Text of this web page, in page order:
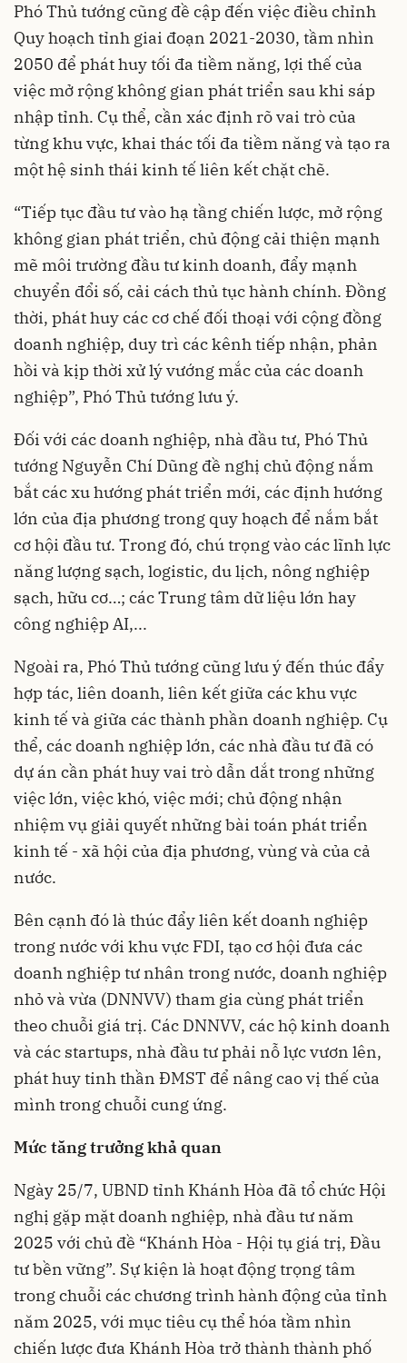
Phó Thủ tướng cũng đề cập đến việc điều chỉnh
Quy hoạch tỉnh giai đoạn 2021-2030, tầm nhìn
2050 để phát huy tối đa tiềm năng, lợi thế của
việc mở rộng không gian phát triển sau khi sáp
nhập tỉnh. Cụ thể, cần xác định rõ vai trò của
từng khu vực, khai thác tối đa tiềm năng và tạo ra
một hệ sinh thái kinh tế liên kết chặt chẽ.
“Tiếp tục đầu tư vào hạ tầng chiến lược, mở rộng
không gian phát triển, chủ động cải thiện mạnh
mẽ môi trường đầu tư kinh doanh, đẩy mạnh
chuyển đổi số, cải cách thủ tục hành chính. Đồng
thời, phát huy các cơ chế đối thoại với cộng đồng
doanh nghiệp, duy trì các kênh tiếp nhận, phản
hồi và kịp thời xử lý vướng mắc của các doanh
nghiệp”, Phó Thủ tướng lưu ý.
Đối với các doanh nghiệp, nhà đầu tư, Phó Thủ
tướng Nguyễn Chí Dũng đề nghị chủ động nắm
bắt các xu hướng phát triển mới, các định hướng
lớn của địa phương trong quy hoạch để nắm bắt
cơ hội đầu tư. Trong đó, chú trọng vào các lĩnh lực
năng lượng sạch, logistic, du lịch, nông nghiệp
sạch, hữu cơ…; các Trung tâm dữ liệu lớn hay
công nghiệp AI,...
Ngoài ra, Phó Thủ tướng cũng lưu ý đến thúc đẩy
hợp tác, liên doanh, liên kết giữa các khu vực
kinh tế và giữa các thành phần doanh nghiệp. Cụ
thể, các doanh nghiệp lớn, các nhà đầu tư đã có
dự án cần phát huy vai trò dẫn dắt trong những
việc lớn, việc khó, việc mới; chủ động nhận
nhiệm vụ giải quyết những bài toán phát triển
kinh tế - xã hội của địa phương, vùng và của cả
nước.
Bên cạnh đó là thúc đẩy liên kết doanh nghiệp
trong nước với khu vực FDI, tạo cơ hội đưa các
doanh nghiệp tư nhân trong nước, doanh nghiệp
nhỏ và vừa (DNNVV) tham gia cùng phát triển
theo chuỗi giá trị. Các DNNVV, các hộ kinh doanh
và các startups, nhà đầu tư phải nỗ lực vươn lên,
phát huy tinh thần ĐMST để nâng cao vị thế của
mình trong chuỗi cung ứng.
Mức tăng trưởng khả quan
Ngày 25/7, UBND tỉnh Khánh Hòa đã tổ chức Hội
nghị gặp mặt doanh nghiệp, nhà đầu tư năm
2025 với chủ đề “Khánh Hòa - Hội tụ giá trị, Đầu
tư bền vững”. Sự kiện là hoạt động trọng tâm
trong chuỗi các chương trình hành động của tỉnh
năm 2025, với mục tiêu cụ thể hóa tầm nhìn
chiến lược đưa Khánh Hòa trở thành thành phố